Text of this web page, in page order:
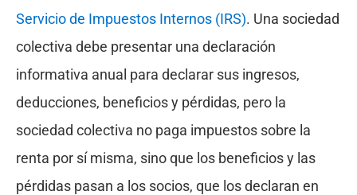
Servicio de Impuestos Internos (IRS). Una sociedad
colectiva debe presentar una declaración
informativa anual para declarar sus ingresos,
deducciones, beneficios y pérdidas, pero la
sociedad colectiva no paga impuestos sobre la
renta por sí misma, sino que los beneficios y las
pérdidas pasan a los socios, que los declaran en